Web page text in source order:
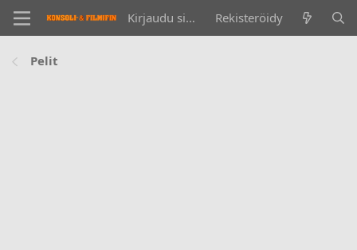
Kirjaudu sisään Rekisteröidy
Pelit